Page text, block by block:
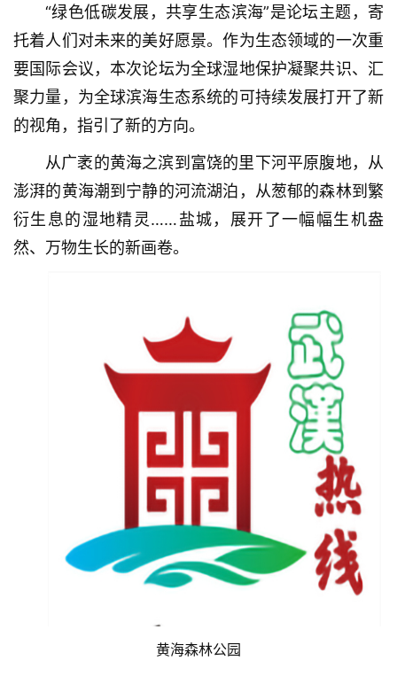
“绿色低碳发展，共享生态滨海”是论坛主题，寄
托着人们对未来的美好愿景。作为生态领域的一次重
要国际会议，本次论坛为全球湿地保护凝聚共识、汇
聚力量，为全球滨海生态系统的可持续发展打开了新
的视角，指引了新的方向。
从广袤的黄海之滨到富饶的里下河平原腹地，从
澎湃的黄海潮到宁静的河流湖泊，从葱郁的森林到繁
衍生息的湿地精灵……盐城，展开了一幅幅生机盎
然、万物生长的新画卷。
黄海森林公园